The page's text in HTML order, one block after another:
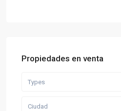
Propiedades en venta
Types
Ciudad